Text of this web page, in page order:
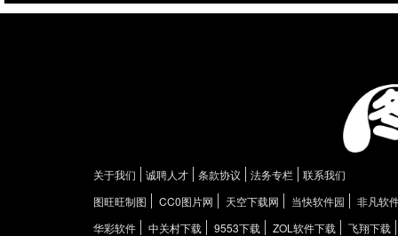
关于我们 诚聘人才 条款协议 法务专栏
联系我们
图旺旺制图
CC0图片网 天空下载网 当快软件园
非凡软
华彩软件
中关村下载 9553下载 ZOL软件下载 飞翔下载